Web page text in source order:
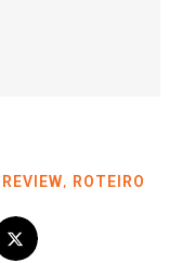
REVIEW, ROTEIRO